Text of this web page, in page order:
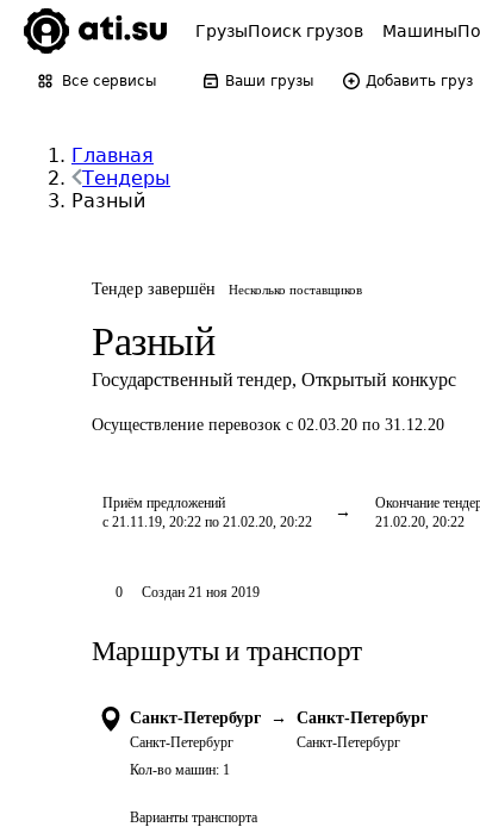
ГрузыПоиск грузов Машины
Все сервисы Ваши грузы Добавить груз
Главная
Тендеры
Разный
Тендер завершён Несколько поставщиков
Разный
Государственный тендер, Открытый конкурс
Осуществление перевозок с 02.03.20 по 31.12.20
Приём предложений
с 21.11.19, 20:22 по 21.02.20, 20:22
Окончание
21.02.20, 20:22
0 Создан 21 ноя 2019
Маршруты и транспорт
Санкт-Петербург →
Санкт-Петербург
Санкт-Петербург
Санкт-Петербург
Кол-во машин: 1
Варианты транспорта